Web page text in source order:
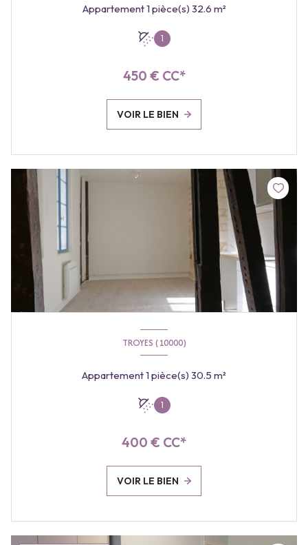
Appartement 1 pièce(s) 32.6 m²
1
450 € CC*
VOIR LE BIEN
TROYES (10000)
Appartement 1 pièce(s) 30.5 m²
1
400 € CC*
VOIR LE BIEN